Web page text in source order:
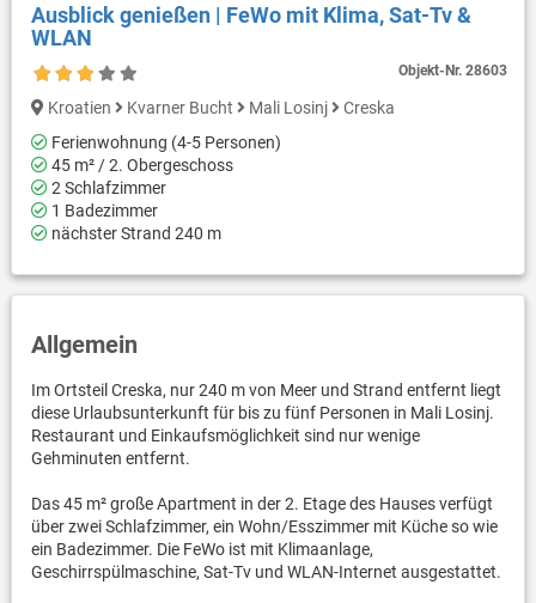
Ausblick genießen | FeWo mit Klima, Sat-Tv &
WLAN
Objekt-Nr.28603
Kroatien Kvarner Bucht Mali Losinj
Creska
Ferienwohnung (4-5 Personen)
45 m² / 2. Obergeschoss
2 Schlafzimmer
1 Badezimmer
nächster Strand 240 m
Allgemein
Im Ortsteil Creska, nur 240 m von Meer und Strand entfernt liegt
diese Urlaubsunterkunft für bis zu fünf Personen in Mali Losinj.
Restaurant und Einkaufsmöglichkeit sind nur wenige
Gehminuten entfernt.
Das 45 m² große Apartment in der 2. Etage des Hauses verfügt
über zwei Schlafzimmer, ein Wohn/Esszimmer mit Küche so wie
ein Badezimmer. Die FeWo ist mit Klimaanlage,
Geschirrspülmaschine, Sat-Tv und WLAN-Internet ausgestattet.